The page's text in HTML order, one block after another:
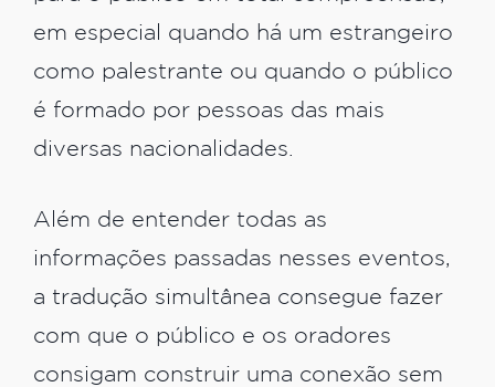
em especial quando há um estrangeiro
como palestrante ou quando o público
é formado por pessoas das mais
diversas nacionalidades.
Além de entender todas as
informações passadas nesses eventos,
a tradução simultânea consegue fazer
com que o público e os oradores
consigam construir uma conexão sem